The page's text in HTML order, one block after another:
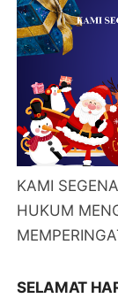
KAMI
HUKUM
SELAMAT